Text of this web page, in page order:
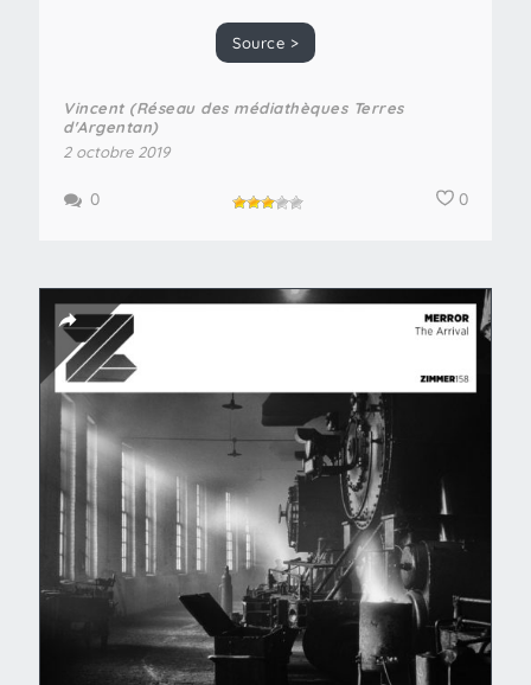
Source >
Vincent (Réseau des médiathèques Terres
d'Argentan)
2 octobre 2019
0
0